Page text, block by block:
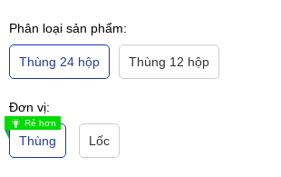
Phân loại sản phẩm:
Thùng 24 hộp Thùng 12 hộp
Đơn vị:
Rẻ hơn
Thùng Lốc